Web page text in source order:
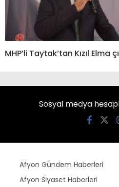
MHP’li Taytak’tan Kızıl Elma
Sosyal medya
Afyon Gündem Haberleri
Afyon Siyaset Haberleri